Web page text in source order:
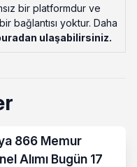
bir platformdur ve
bağlantısı yoktur. Daha
ulaşabilirsiniz.
866 Memur
Alımı Bugün 17